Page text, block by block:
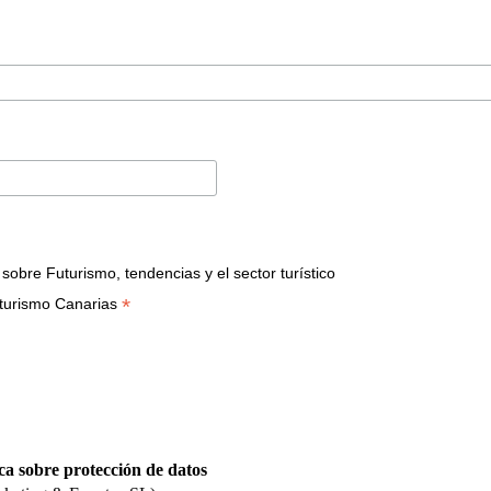
Futurismo, tendencias y el sector turístico
Canarias *
sobre protección de datos